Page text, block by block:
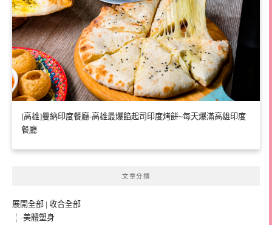
[高雄]曼納印度餐廳-高雄最爆餡起司印度烤餅~每天爆滿高雄印度
餐廳
文章分類
展開全部 | 收合全部
美體塑身